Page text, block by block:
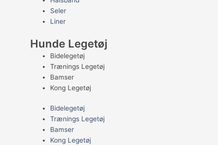
Seler
Liner
Hunde Legetøj
Bidelegetøj
Trænings Legetøj
Bamser
Kong Legetøj
Bidelegetøj
Trænings Legetøj
Bamser
Kong Legetøj